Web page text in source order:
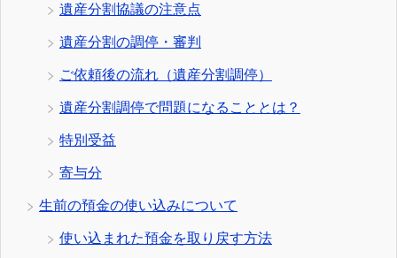
遺産分割協議の注意点
遺産分割の調停・審判
ご依頼後の流れ（遺産分割調停）
遺産分割調停で問題になることとは？
特別受益
寄与分
生前の預金の使い込みについて
使い込まれた預金を取り戻す方法